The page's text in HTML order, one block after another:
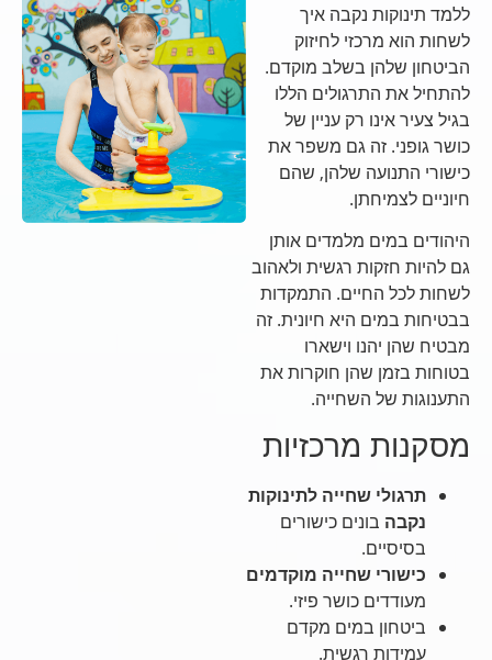
ללמד תינוקות נקבה איך
לשחות הוא מרכזי לחיזוק
הביטחון שלהן בשלב מוקדם.
להתחיל את התרגולים הללו
בגיל צעיר אינו רק עניין של
כושר גופני. זה גם משפר את
כישורי התנועה שלהן, שהם
חיוניים לצמיחתן.
היהודים במים מלמדים אותן
גם להיות חזקות רגשית ולאהוב
לשחות לכל החיים. התמקדות
בבטיחות במים היא חיונית. זה
מבטיח שהן יהנו וישארו
בטוחות בזמן שהן חוקרות את
התענוגות של השחייה.
מסקנות מרכזיות
תרגולי שחייה לתינוקות
נקבהבונים כישורים
בסיסיים.
כישורי שחייה מוקדמים
מעודדים כושר פיזי.
ביטחון במים מקדם
עמידות רגשית.